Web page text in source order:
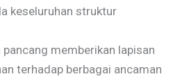
keseluruhan struktur
memberikan lapisan
terhadap berbagai ancaman